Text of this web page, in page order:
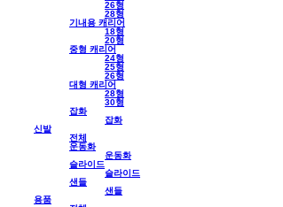
26형
28형
기내용 캐리어
18형
20형
중형 캐리어
24형
25형
26형
대형 캐리어
28형
30형
잡화
잡화
신발
전체
운동화
운동화
슬라이드
슬라이드
샌들
샌들
용품